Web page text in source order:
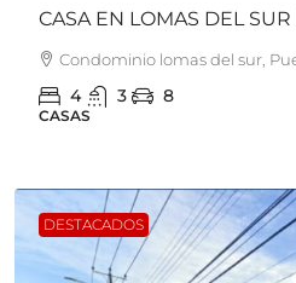
CASA EN LOMAS DEL
Condominio lomas del sur,
4 3 8
CASAS
DESTACADOS